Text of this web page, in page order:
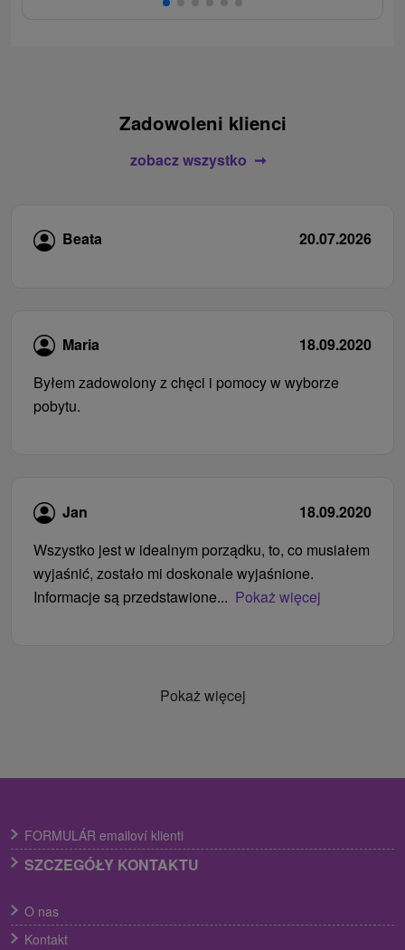
Zadowoleni klienci
zobacz wszystko
Beata 20.07.2026
Maria
18.09.2020
Byłem zadowolony z chęci i pomocy w wyborze
pobytu.
Jan
18.09.2020
Wszystko jest w idealnym porządku, to, co musiałem
wyjaśnić, zostało mi doskonale wyjaśnione.
Informacje są przedstawione... Pokaż więcej
Pokaż więcej
FORMULÁR emailoví klienti
SZCZEGÓŁY KONTAKTU
O nas
Kontakt